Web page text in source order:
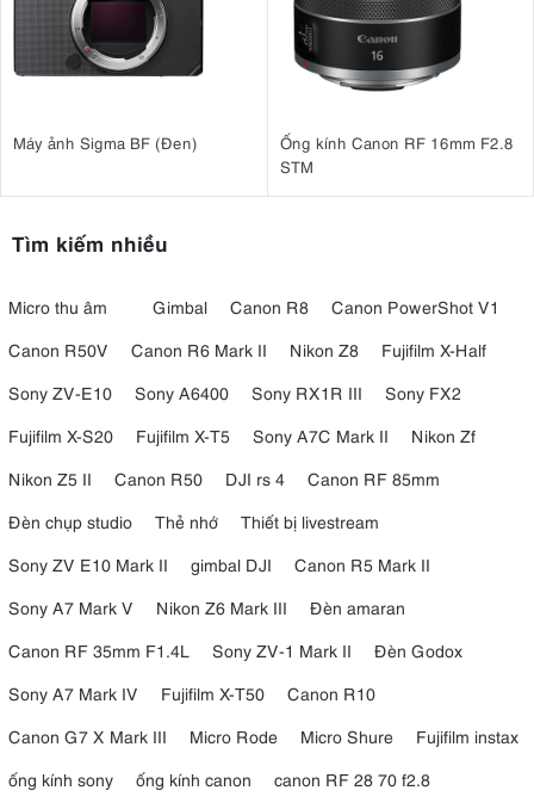
Máy ảnh Sigma BF (Đen)
Ống kính Canon RF 16mm F2.8
STM
Tìm kiếm nhiều
Micro thu âm Gimbal Canon R8
Canon PowerShot V1
Canon R50V
Canon R6 Mark II Nikon Z8
Fujifilm X-Half
Sony ZV-E10
Sony A6400 Sony RX1R III
Sony FX2
Fujifilm X-S20
Fujifilm X-T5 Sony A7C Mark II
Nikon Zf
Nikon Z5 II
Canon R50 DJI rs 4
Canon RF 85mm
Đèn chụp studio
Thẻ nhớ
Thiết bị livestream
Sony ZV E10 Mark II
gimbal DJI
Canon R5 Mark II
Sony A7 Mark V
Nikon Z6 Mark III
Đèn amaran
Canon RF 35mm F1.4L
Sony ZV-1 Mark II
Đèn Godox
Sony A7 Mark IV
Fujifilm X-T50
Canon R10
Canon G7 X Mark III
Micro Rode Micro Shure
Fujifilm instax
ống kính sony
ống kính canon
canon RF 28 70 f2.8